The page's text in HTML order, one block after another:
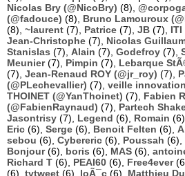
Nicolas Bry (@NicoBry) (8),
(@fadouce) (8), Bruno Lamouroux
(8), ~laurent (7), Patrice (7), JB (7), ITI
Jean-Christophe (7), Nicolas
Stanislas (7), Alain (7), Godefroy (7),
Meunier(7), Pimpin (7), Lebarque
(7), Jean-Renaud ROY (@jr_roy) (7),
(@PLechevallier) (7), veille
THOINET (@YanThoinet) (7), Fabien
(@FabienRaynaud) (7), Partech
Jasontrisy (7), Legend (6), Romain (6),
Eric (6), Serge (6), Benoit Felten (6),
sebou (6), Cybereric (6), Poussah (6),
Bonjour(6), boris (6), MAS (6),
Richard T (6), PEAI60 (6), Free4ever
(6), tvtweet (6), loÃ¯c (6), Matthieu